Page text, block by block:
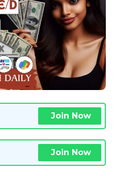
Join Now
Join Now